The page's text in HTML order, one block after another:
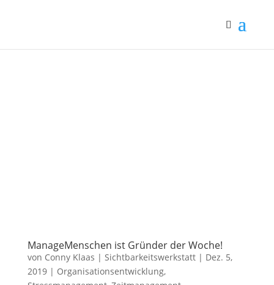
ManageMenschen ist Gründer der Woche!
von Conny Klaas | Sichtbarkeitswerkstatt| Dez. 5,
2019| Organisationsentwicklung,